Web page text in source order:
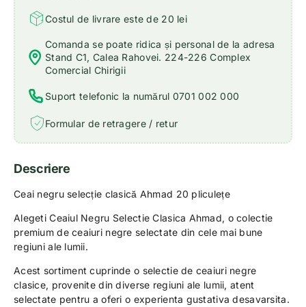
Costul de livrare este de 20 lei
Comanda se poate ridica și personal de la adresa
Stand C1, Calea Rahovei. 224-226 Complex
Comercial Chirigii
Suport telefonic la numărul 0701 002 000
Formular de retragere / retur
Descriere
Ceai negru selecție clasică Ahmad 20 pliculețe
Alegeti Ceaiul Negru Selectie Clasica Ahmad, o colectie
premium de ceaiuri negre selectate din cele mai bune
regiuni ale lumii.
Acest sortiment cuprinde o selectie de ceaiuri negre
clasice, provenite din diverse regiuni ale lumii, atent
selectate pentru a oferi o experienta gustativa desavarsita.